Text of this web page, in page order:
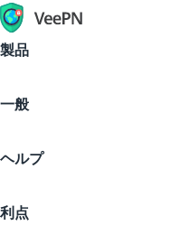
製品
VPN for macOS
iOS VPN
Firefox
一般
VPNダウンロード
価格
ヘルプ
お問い合わせ
利点